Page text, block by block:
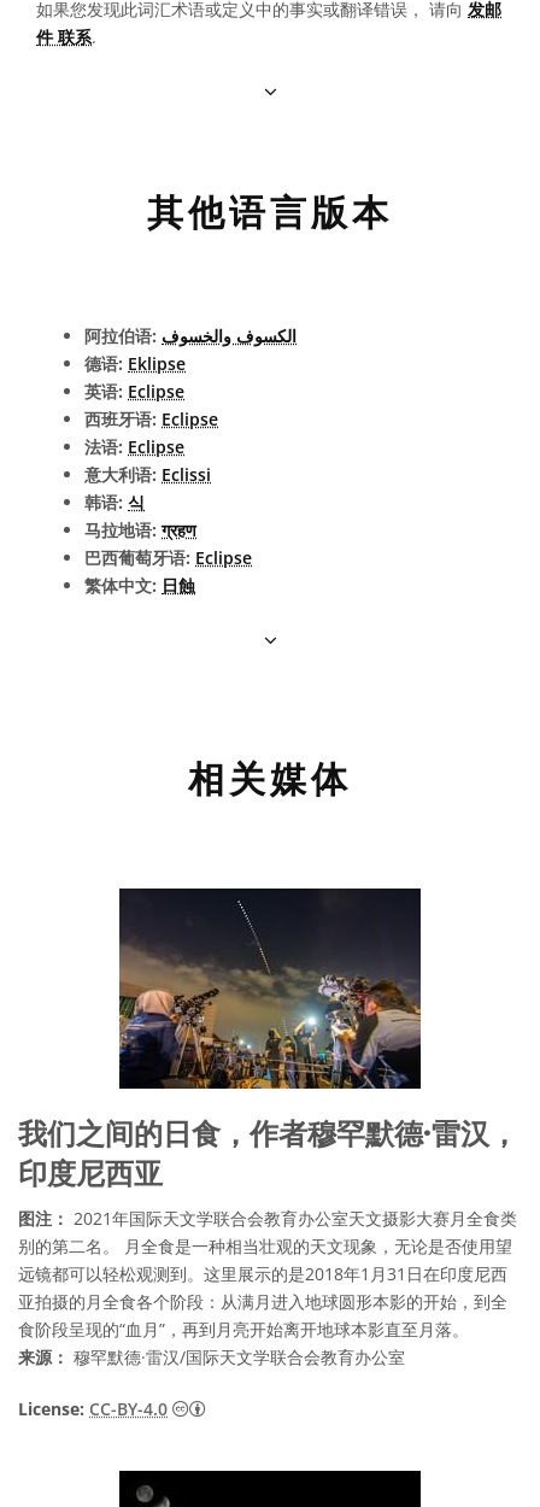
如果您发现此词汇术语或定义中的事实或翻译错误， 请向 发邮
件 联系.
其他语言版本
阿拉伯语: الكسوف والخسوف
德语: Eklipse
英语: Eclipse
西班牙语: Eclipse
法语: Eclipse
意大利语: Eclissi
韩语: 식
马拉地语:ग्रहण
巴西葡萄牙语: Eclipse
繁体中文: 日蝕
相关媒体
我们之间的日食，作者穆罕默德·雷汉，
印度尼西亚
图注： 2021年国际天文学联合会教育办公室天文摄影大赛月全食类
别的第二名。 月全食是一种相当壮观的天文现象，无论是否使用望
远镜都可以轻松观测到。这里展示的是2018年1月31日在印度尼西
亚拍摄的月全食各个阶段：从满月进入地球圆形本影的开始，到全
食阶段呈现的“血月”，再到月亮开始离开地球本影直至月落。
来源： 穆罕默德·雷汉/国际天文学联合会教育办公室
License: CC-BY-4.0 知识共享许可协议 署名 4.0 国际 (CC BY